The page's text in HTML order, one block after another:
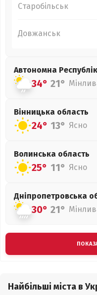
Старобільськ
Довжанськ
Автономна
34° 21°
Вінницька область
24° 13° Ясно
Волинська область
25° 11° Ясно
Дніпропетровська
30° 21°
Найбільші міста в